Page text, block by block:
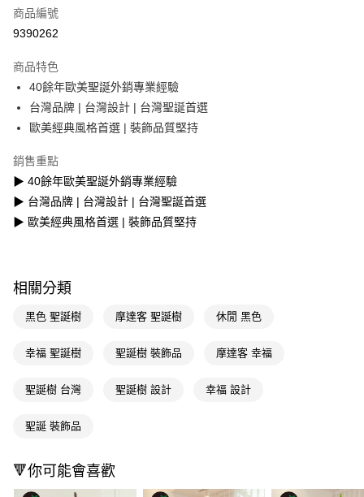
信用卡一次付款
Apple Pay
街口支付
Google Pay
AFTEE先享後付
相關說明
１．簡單：不需註冊會員、不需綁卡、不需儲值。
３．安心：先確認商品／服務後，再付款。
１．於結帳方式選擇「AFTEE先享後付」後，將跳轉至「AFTEE先享後付」
２．訂單成立數日內，您將收到繳費通知簡訊。
※ 請注意：結帳手續完成當下不需立刻繳費，但若您需要取消訂單，請聯絡
後付繳納相關費用。
※ 交易是否成功請以「AFTEE先享後付 」之結帳頁面顯示為準，若有關於
是否繳費成功／繳費後需取消欲退款等相關疑問，請聯繫「AFTEE先享後付
宅配(廠商直送🚚)
每筆NT$100，滿NT$590(含以上)免運費
商品編號
9390262
商品特色
40餘年歐美聖誕外銷專業經驗
台灣品牌 | 台灣設計 | 台灣聖誕首選
歐美經典風格首選 | 裝飾品質堅持
銷售重點
▶ 40餘年歐美聖誕外銷專業經驗
▶ 台灣品牌 | 台灣設計 | 台灣聖誕首選
▶ 歐美經典風格首選 | 裝飾品質堅持
相關分類
黑色 聖誕樹 摩達客 聖誕樹 休閒 黑色
幸福 聖誕樹 聖誕樹 裝飾品 摩達客 幸福
聖誕樹 台灣 聖誕樹 設計 幸福 設計
聖誕 裝飾品
🔻你可能會喜歡